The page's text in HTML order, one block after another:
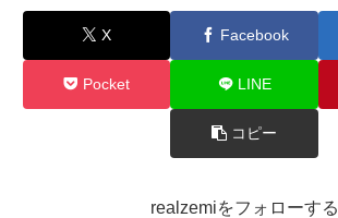
X Facebook
Pocket LINE
コピー
realzemiをフォローする